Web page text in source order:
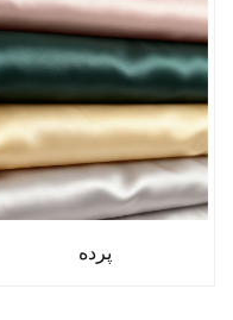
پرده